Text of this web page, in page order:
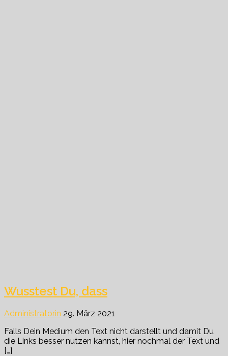
Wusstest Du, dass
Administratorin 29. März 2021
Falls Dein Medium den Text nicht darstellt und damit Du
die Links besser nutzen kannst, hier nochmal der Text und
[…]